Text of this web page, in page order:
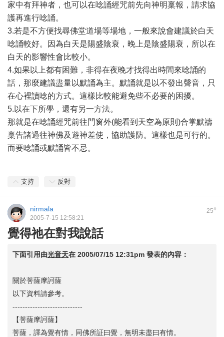
家中有拜神者，也可以在唸誦經咒前先向神明稟報，請求協
護再進行唸誦。
3.若是不方便找尋佛堂道場等場地，一般來說會建議於白天
唸誦較好。因為白天是陽盛陰衰，晚上是陰盛陽衰，所以在
白天的影響性會比較小。
4.如果以上都有困難，非得在夜晚才找得出時間來唸誦的
話，那麼建議盡量以默誦為主。默誦就是以不發出聲音，只
在心裡讀唸的方式。這樣比較能避免些不必要的困擾。
5.以在下所學，還有另一方法。
那就是在唸誦經咒前往門窗外(能看到天空為原則)合掌默禱
稟告諸過往神佛及遊神差使，協助護防。這樣也是可行的。
而要唸誦或默誦皆不忌。
支持 反對
25#
nirmala
2005-7-15 12:58:21
覺得祂在對我說話
下面引用由光音天在 2005/07/15 12:31pm 發表的內容：
關於菩薩摩訶薩
以下資料請參考。
----------------------------
【菩薩摩訶薩】
菩薩，譯為覺有情，同佛所証曰覺，無明未盡曰有情。